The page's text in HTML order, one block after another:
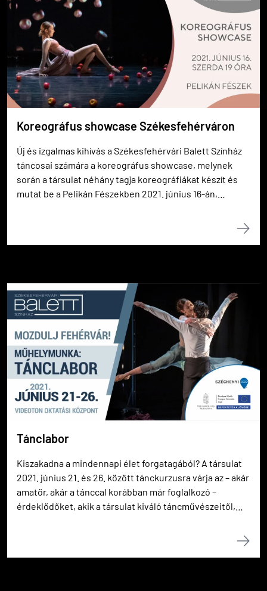
Koreográfus showcase Székesfehérváron
Új és izgalmas kihívás a Székesfehérvári Balett Színház
táncosai számára a koreográfus showcase, melynek
során a társulat néhány tagja koreográfiákat készít és
mutat be a Pelikán Fészekben 2021. június 16-án,
Tánclabor
Kiszakadna a mindennapi élet forgatagából? A társulat
2021. június 21. és 26. között tánckurzusra várja az – akár
amatőr, akár a tánccal korábban már foglalkozó –
érdeklődőket, akik a társulat kiváló táncművészeitől,